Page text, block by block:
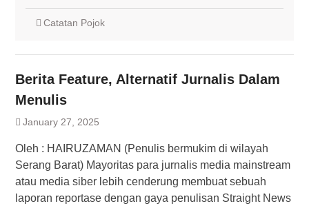
Catatan Pojok
Berita Feature, Alternatif Jurnalis Dalam
Menulis
January 27, 2025
Oleh : HAIRUZAMAN (Penulis bermukim di wilayah
Serang Barat) Mayoritas para jurnalis media mainstream
atau media siber lebih cenderung membuat sebuah
laporan reportase dengan gaya penulisan Straight News